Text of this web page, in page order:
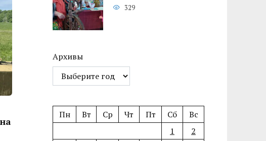
329
Архивы
Пн Вт Ср Чт Пт Сб
Вс
1
2